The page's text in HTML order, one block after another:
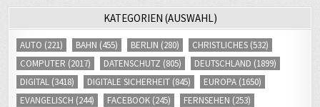
KATEGORIEN (AUSWAHL)
AUTO (221) BAHN (455) BERLIN (280) CHRISTLICHES (532)
COMPUTER (2017) DATENSCHUTZ (805) DEUTSCHLAND (1899)
DIGITAL (3418) DIGITALE SICHERHEIT (845) EUROPA (1650)
EVANGELISCH (244) FACEBOOK (245) FERNSEHEN (253)